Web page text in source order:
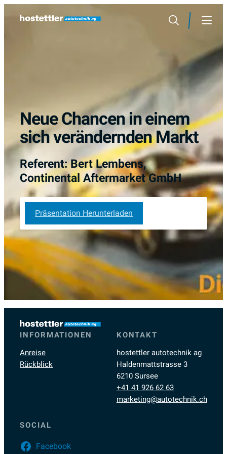
Search
Neue Chancen in einem
sich verändernden Markt
Referent: Bert Lembens,
Continental Aftermarket GmbH
Präsentation Herunterladen
INFORMATIONEN
Anreise
Rückblick
KONTAKT
hostettler autotechnik ag
Haldenmattstrasse 3
6210 Sursee
+41 41 926 62 63
marketing@autotechnik.ch
SOCIAL
Facebook